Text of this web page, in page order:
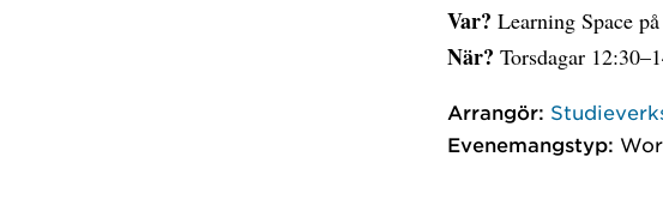
Var? Learning Space
När? Torsdagar
Arrangör:
Evenemangstyp: